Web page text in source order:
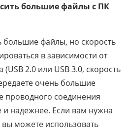
большие файлы с ПК
файлы, но скорость
в зависимости от
2.0 или USB 3.0, скорость
очень большие
проводного соединения
и надежнее. Если вам нужна
можете использовать